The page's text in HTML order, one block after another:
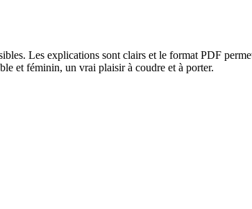
Les explications sont clairs et le format PDF
et féminin, un vrai plaisir à coudre et à porter.